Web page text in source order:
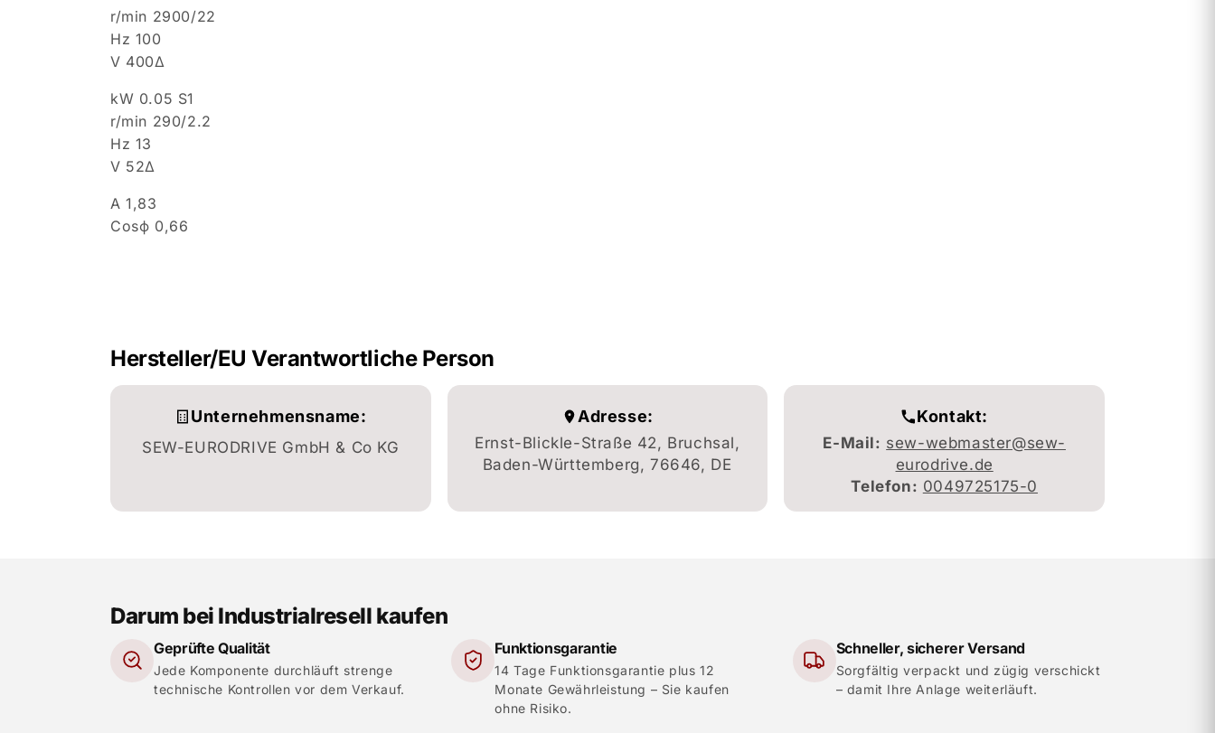
r/min 2900/22
Hz 100
V 400Δ
kW 0.05 S1
r/min 290/2.2
Hz 13
V 52Δ
A 1,83
Cosϕ 0,66
Hersteller/EU Verantwortliche Person
Unternehmensname:
SEW-EURODRIVE GmbH & Co KG
Adresse:
Ernst-Blickle-Straße 42, Bruchsal,
Baden-Württemberg, 76646, DE
Kontakt:
E-Mail: sew-webmaster@sew-
eurodrive.de
Telefon: 0049725175-0
Darum bei Industrialresell kaufen
Geprüfte Qualität
Jede Komponente durchläuft strenge
technische Kontrollen vor dem Verkauf.
Funktionsgarantie
14 Tage Funktionsgarantie plus 12
Monate Gewährleistung – Sie kaufen
ohne Risiko.
Schneller, sicherer Versand
Sorgfältig verpackt und zügig verschickt
– damit Ihre Anlage weiterläuft.